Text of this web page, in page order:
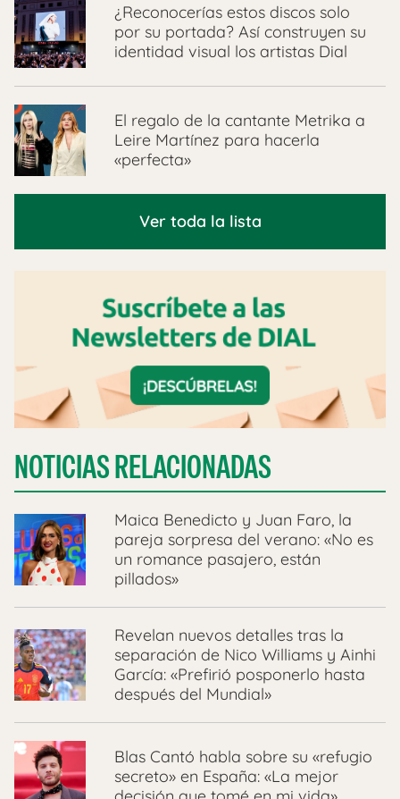
¿Reconocerías estos discos solo
por su portada? Así construyen su
identidad visual los artistas Dial
El regalo de la cantante Metrika a
Leire Martínez para hacerla
«perfecta»
Ver toda la lista
NOTICIAS RELACIONADAS
Maica Benedicto y Juan Faro, la
pareja sorpresa del verano: «No es
un romance pasajero, están
pillados»
Revelan nuevos detalles tras la
separación de Nico Williams y Ainhi
García: «Prefirió posponerlo hasta
después del Mundial»
Blas Cantó habla sobre su «refugio
secreto» en España: «La mejor